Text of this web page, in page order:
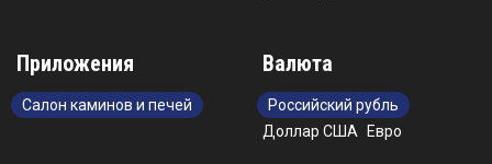
Приложения
Салон каминов и печей
Валюта
Российский рубль
Доллар США
Евро